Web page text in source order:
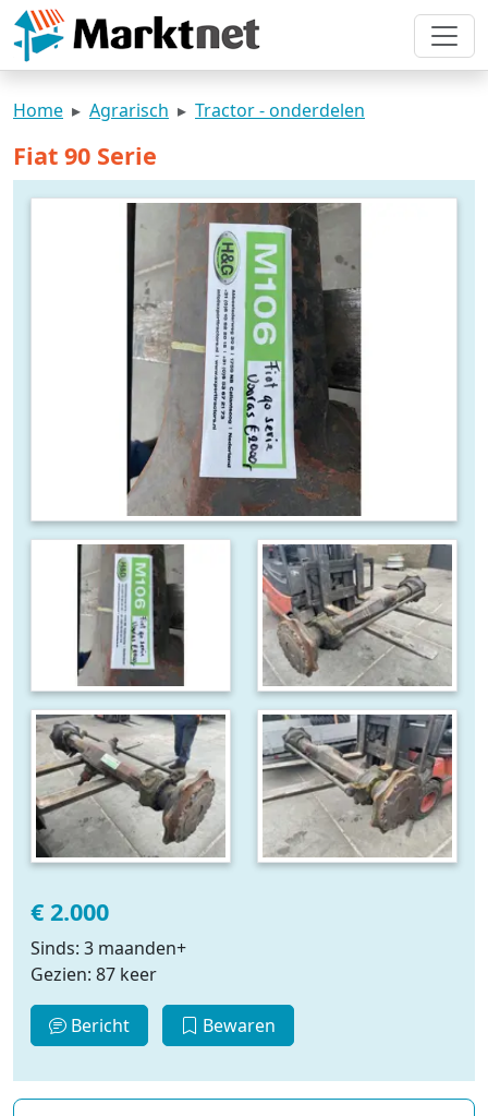
Home Agrarisch Tractor - onderdelen
Fiat 90 Serie
€ 2.000
Sinds: 3 maanden+
Gezien: 87 keer
Bericht Bewaren